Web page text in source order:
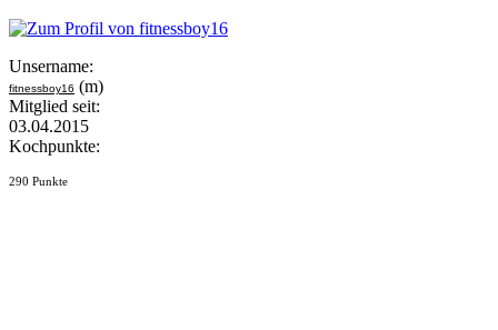
Unsername:
fitnessboy16 (m)
Mitglied seit:
03.04.2015
Kochpunkte:
290 Punkte